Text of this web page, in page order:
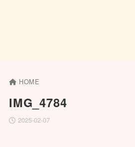
HOME
IMG_4784
2025-02-07